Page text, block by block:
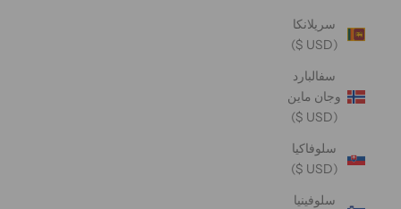
سريلانكا
(USD $)
سفالبارد
وجان ماين
(USD $)
سلوفاكيا
(USD $)
سلوفينيا